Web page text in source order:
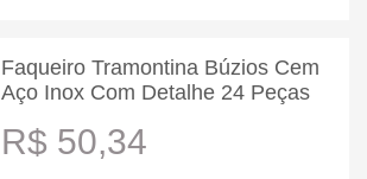
Faqueiro Tramontina Búzios Cem
Aço Inox Com Detalhe 24 Peças
R$ 50,34